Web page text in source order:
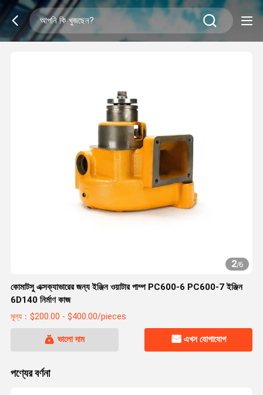
2/6
কোমাটসু এক্সক্যাভারের জন্য ইঞ্জিন ওয়াটার পাম্প PC600-6 PC600-7 ইঞ্জিন
6D140 নির্মাণ কাজ
মূল্য：$200.00 - $400.00/pieces
ভালো দাম এখন যোগাযোগ
পণ্যের বর্ণনা